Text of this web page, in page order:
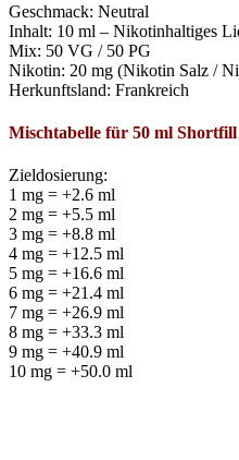
Geschmack: Neutral
Inhalt: 10 ml – Nikotinhaltiges
Mix: 50 VG / 50 PG
Nikotin: 20 mg (Nikotin Salz /
Herkunftsland: Frankreich
Mischtabelle für 50 ml
Zieldosierung:
1 mg = +2.6 ml
2 mg = +5.5 ml
3 mg = +8.8 ml
4 mg = +12.5 ml
5 mg = +16.6 ml
6 mg = +21.4 ml
7 mg = +26.9 ml
8 mg = +33.3 ml
9 mg = +40.9 ml
10 mg = +50.0 ml